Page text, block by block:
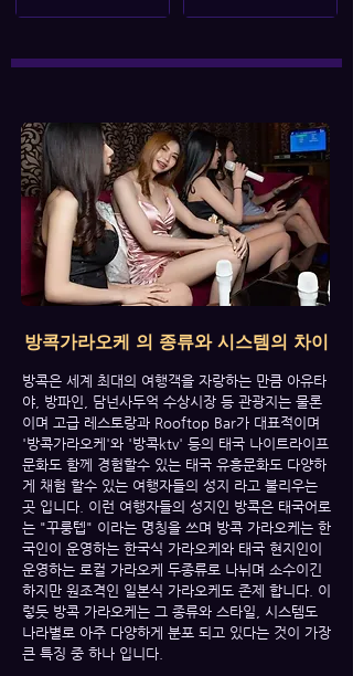
​방콕가라오케 의 종류와 시스템의 차이
방콕은 세계 최대의 여행객을 자랑하는 만큼 아유타
야, 방파인, 담넌사두억 수상시장 등 관광지는 물론
이며 고급 레스토랑과 Rooftop Bar가 대표적이며
'방콕가라오케'와 '방콕ktv' 등의 태국 나이트라이프
문화도 함께 경험할수 있는 태국 유흥문화도 다양하
게 채험 할수 있는 여행자들의 성지 라고 불리우는
곳 입니다. 이런 여행자들의 성지인 방콕은 태국어로
는 "꾸룽텝" 이라는 명칭을 쓰며 방콕 가라오케는 한
국인이 운영하는 한국식 가라오케와 태국 현지인이
운영하는 로컬 가라오케 두종류로 나뉘며 소수이긴
하지만 원조격인 일본식 가라오케도 존제 합니다. 이
렇듯 방콕 가라오케는 그 종류와 스타일, 시스템도
나라별로 아주 다양하게 분포 되고 있다는 것이 가장
큰 특징 중 하나 입니다.